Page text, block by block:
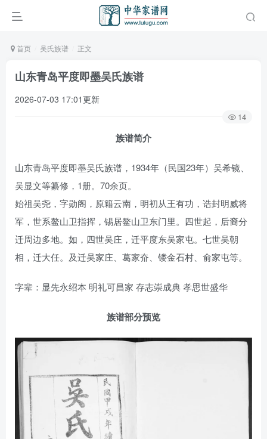
首页 吴氏族谱 正文
山东青岛平度即墨吴氏族谱
2026-07-03 17:01更新
14
族谱简介
山东青岛平度即墨吴氏族谱，1934年（民国23年）吴希镜、
吴显文等纂修，1册。70余页。
始祖吴尧，字勋阁，原籍云南，明初从王有功，诰封明威将
军，世系鳌山卫指挥，锡居鳌山卫东门里。四世起，后裔分
迁周边多地。如，四世吴庄，迁平度东吴家屯。七世吴朝
相，迁大任。及迁吴家庄、葛家夼、镂金石村、俞家屯等。
字辈：显先永绍本 明礼可昌家 存志崇成典 孝思世盛华
族谱部分预览